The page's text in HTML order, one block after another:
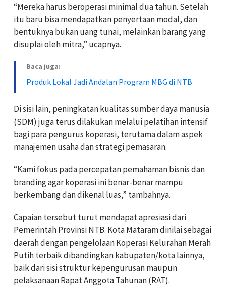
“Mereka harus beroperasi minimal dua tahun. Setelah
itu baru bisa mendapatkan penyertaan modal, dan
bentuknya bukan uang tunai, melainkan barang yang
disuplai oleh mitra,” ucapnya.
Baca juga:
Produk Lokal Jadi Andalan Program MBG di NTB
Di sisi lain, peningkatan kualitas sumber daya manusia
(SDM) juga terus dilakukan melalui pelatihan intensif
bagi para pengurus koperasi, terutama dalam aspek
manajemen usaha dan strategi pemasaran.
“Kami fokus pada percepatan pemahaman bisnis dan
branding agar koperasi ini benar-benar mampu
berkembang dan dikenal luas,” tambahnya.
Capaian tersebut turut mendapat apresiasi dari
Pemerintah Provinsi NTB. Kota Mataram dinilai sebagai
daerah dengan pengelolaan Koperasi Kelurahan Merah
Putih terbaik dibandingkan kabupaten/kota lainnya,
baik dari sisi struktur kepengurusan maupun
pelaksanaan Rapat Anggota Tahunan (RAT).